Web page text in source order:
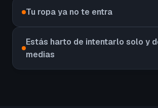
Tu ropa ya no te entra
Estás harto de intentarlo solo y
medias